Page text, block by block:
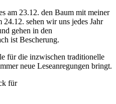
am 23.12. den Baum mit meiner
sehen wir uns jedes Jahr
gehen in den
ist Bescherung.
für die inzwischen traditionelle
neue Leseanregungen bringt.
für